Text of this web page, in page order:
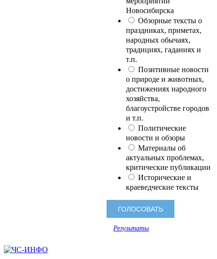
Новосибирска
Обзорные тексты о
праздниках, приметах,
народных обычаях,
традициях, гаданиях и
т.п.
Позитивные новости
о природе и животных,
достижениях народного
хозяйства,
благоустройстве городов
и т.п.
Политические
новости и обзоры
Материалы об
актуальных проблемах,
критические публикации
Исторические и
краеведческие тексты
Результаты